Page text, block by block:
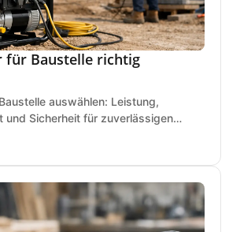
für Baustelle richtig
auswählen: Leistung,
und Sicherheit für zuverlässigen